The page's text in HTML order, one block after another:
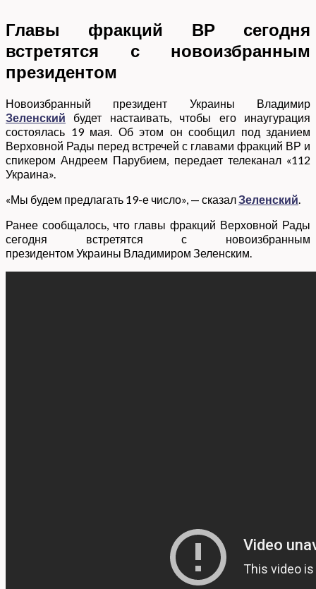
Главы фракций ВР сегодня
встретятся с новоизбранным
президентом
Новоизбранный президент Украины Владимир
Зеленский будет настаивать, чтобы его инаугурация
состоялась 19 мая. Об этом он сообщил под зданием
Верховной Рады перед встречей с главами фракций ВР и
спикером Андреем Парубием, передает телеканал «112
Украина».
«Мы будем предлагать 19-е число», — сказалЗеленский
Ранее сообщалось, что главы фракций Верховной Рады
сегодня встретятся с новоизбранным
президентом Украины Владимиром Зеленским.